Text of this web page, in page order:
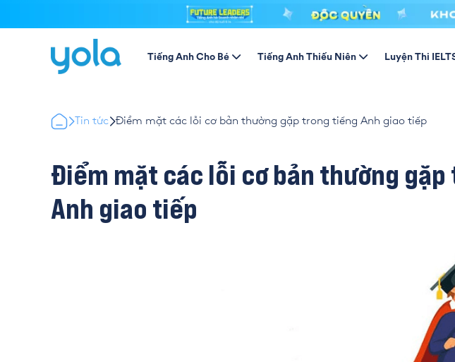
Tiếng Anh Cho Bé Tiếng Anh Thiếu Niên Luyện Thi
Tin tức Điểm mặt các lỗi cơ bản thường gặp trong tiếng Anh giao tiếp
Điểm mặt các lỗi cơ bản thường
Anh giao tiếp